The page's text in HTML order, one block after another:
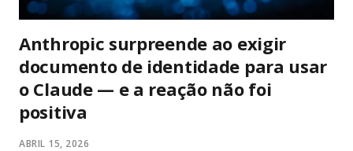
Anthropic surpreende ao exigir
documento de identidade para usar
o Claude — e a reação não foi
positiva
ABRIL 15, 2026